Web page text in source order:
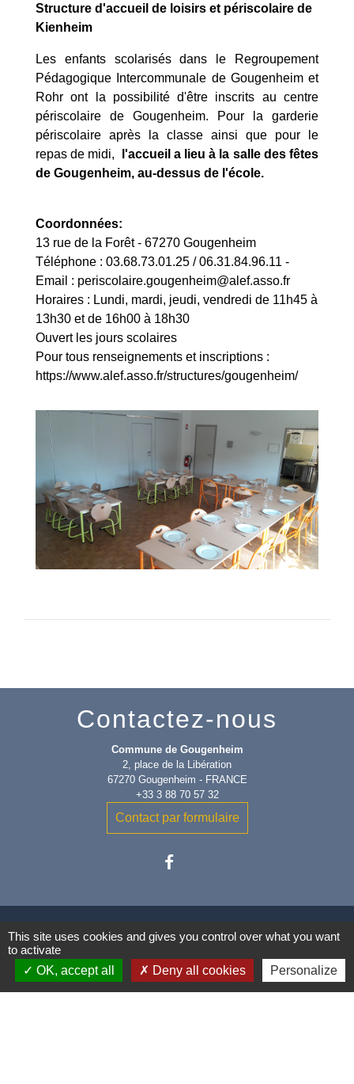
Structure d'accueil de loisirs et périscolaire de
Kienheim
Les enfants scolarisés dans le Regroupement
Pédagogique Intercommunale de Gougenheim et
Rohr ont la possibilité d'être inscrits au centre
périscolaire de Gougenheim. Pour la garderie
périscolaire après la classe ainsi que pour le
repas de midi,
l'accueil a lieu à la salle des fêtes
de Gougenheim, au-dessus de l'école.
Coordonnées:
13 rue de la Forêt - 67270 Gougenheim
Téléphone : 03.68.73.01.25 / 06.31.84.96.11 -
Email : periscolaire.gougenheim@alef.asso.fr
Horaires : Lundi, mardi, jeudi, vendredi de 11h45 à
13h30 et de 16h00 à 18h30
Ouvert les jours scolaires
Pour tous renseignements et inscriptions :
https://www.alef.asso.fr/structures/gougenheim/
Contactez-nous
Commune de Gougenheim
2, place de la Libération
67270 Gougenheim - FRANCE
+33 3 88 70 57 32
Contact par formulaire
Liens
This site uses cookies and gives you control over what you want
to activate
OK, accept all
Deny all cookies Personalize